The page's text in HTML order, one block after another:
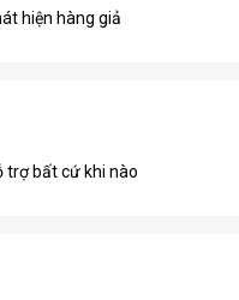
hiện hàng giả
trợ bất cứ khi nào